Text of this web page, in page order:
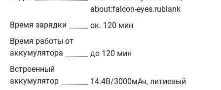
about:falcon-eyes.rublank
Время зарядки
ок. 120 мин
Время работы от
аккумулятора
до 120 мин
Встроенный
аккумулятор
14.4В/3000мАч, литиевый